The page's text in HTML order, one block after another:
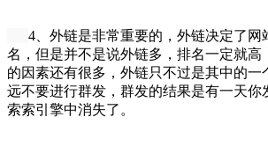
4、外链是非常重要的，外链决定了网
名，但是并不是说外链多，排名一定就高
的因素还有很多，外链只不过是其中的一
远不要进行群发，群发的结果是有一天你
索索引擎中消失了。